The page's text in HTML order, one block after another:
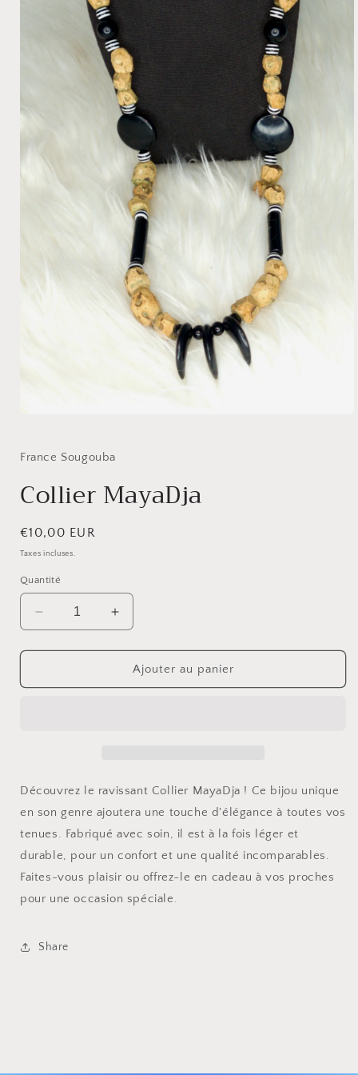
1
fenêtre
modale
France Sougouba
Collier MayaDja
Prix
habituel
€10,00 EUR
Taxes incluses.
Quantité
Réduire
la
quantité
Collier
Augmenter
la
quantité
Collier
Ajouter au panier
Découvrez le ravissant Collier MayaDja ! Ce bijou unique
en son genre ajoutera une touche d'élégance à toutes vos
tenues. Fabriqué avec soin, il est à la fois léger et
durable, pour un confort et une qualité incomparables.
Faites-vous plaisir ou offrez-le en cadeau à vos proches
pour une occasion spéciale.
Share